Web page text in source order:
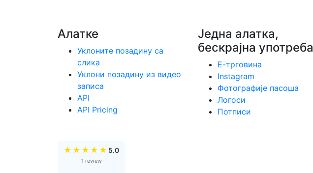
Алатке
Уклоните позадину са
слика
Уклони позадину из видео
записа
API
API Pricing
Једна алатка,
бескрајна употреба
Е-трговина
Instagram
Фотографије пасоша
Логоси
Потписи
★ ★ ★ ★ ★ 5.0
1 review